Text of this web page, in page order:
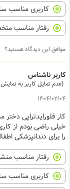
کاربری مناسب
رفتار مناسب
موافق این دیدگاه هستید؟
کاربر ناشناس
(عدم تمایل کاربر به
1404/02/04
کار فلورایدتراپی
خیلی راضی بودم از
را برای دندانپزشکی
رفتار مناسب
کاربری مناسب